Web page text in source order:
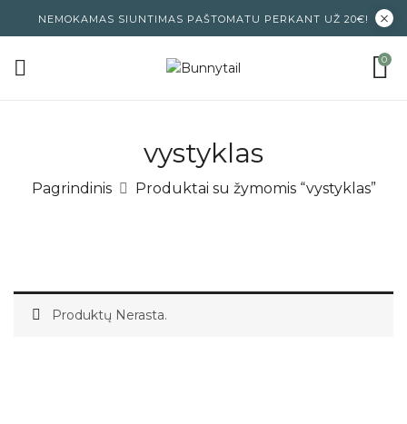
NEMOKAMAS SIUNTIMAS PAŠTOMATU PERKANT UŽ 20€!
0
vystyklas
Pagrindinis Produktai su žymomis “vystyklas”
Produktų Nerasta.